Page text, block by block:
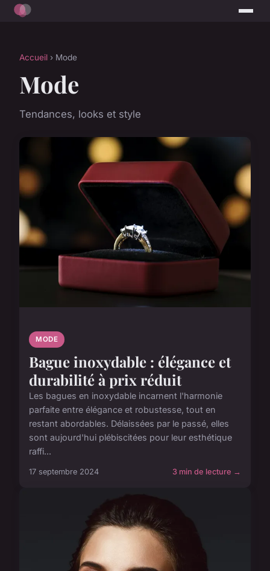
Accueil › Mode
Mode
Tendances, looks et style
MODE
Bague inoxydable : élégance et
durabilité à prix réduit
Les bagues en inoxydable incarnent l'harmonie
parfaite entre élégance et robustesse, tout en
restant abordables. Délaissées par le passé, elles
sont aujourd'hui plébiscitées pour leur esthétique
raffi...
17 septembre 2024 3 min de lecture →